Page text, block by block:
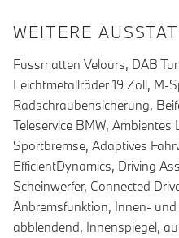
WEITERE
Fussmatten Velours, DAB
Leichtmetallräder 19 Zoll, M-
Radschraubensicherung,
Teleservice BMW,
Sportbremse, Adaptives
EfficientDynamics, Driving
Scheinwerfer, Connected
Anbremsfunktion, Innen-
abblendend, Innenspiegel,